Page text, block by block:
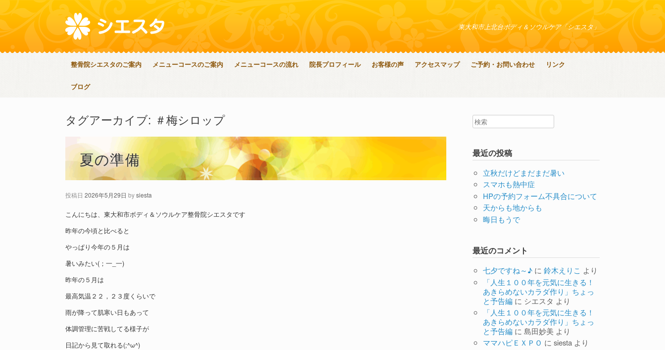
東大和市上北台ボディ＆ソウルケア「シエスタ」
整骨院シエスタのご案内 メニューコースのご案内 メニューコースの流れ 院長プロフィール お客様の声 アクセスマップ ご予約・お問い合わせ リンク
ブログ
タグアーカイブ: ＃梅シロップ
夏の準備
投稿日 2026年5月29日 bysiesta
こんにちは、東大和市ボディ＆ソウルケア整骨院シエスタです
昨年の今頃と比べると
やっぱり今年の５月は
暑いみたい(；一_一)
昨年の５月は
最高気温２２，２３度くらいで
雨が降って肌寒い日もあって
体調管理に苦戦してる様子が
日記から見て取れる(;^ω^)
最近の投稿
立秋だけどまだまだ暑い
スマホも熱中症
HPの予約フォーム不具合について
天からも地からも
晦日もうで
最近のコメント
七夕ですね～♪ に鈴木えりこ より
「人生１００年を元気に生きる！
あきらめないカラダ作り」ちょっ
と予告編 に シエスタ より
「人生１００年を元気に生きる！
あきらめないカラダ作り」ちょっ
と予告編 に島田妙美 より
ママハピＥＸＰＯ にsiesta より